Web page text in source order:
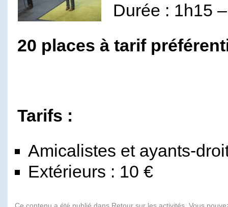
Durée : 1h15
20 places à tarif
Tarifs :
Amicalistes et ayants-
Extérieurs : 10 €